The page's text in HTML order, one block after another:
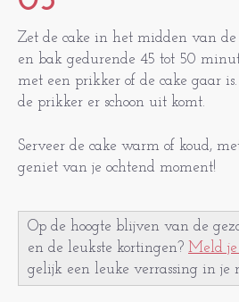
Zet de cake in het midden van
en bak gedurende 45 tot 50
met een prikker of de cake gaar
de prikker er schoon uit komt.
Serveer de cake warm of koud,
geniet van je ochtend moment!
Op de hoogte blijven van de
en de leukste kortingen? Meld
gelijk een leuke verrassing in je